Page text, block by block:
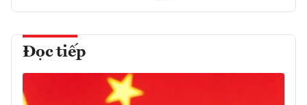
Đọc tiếp